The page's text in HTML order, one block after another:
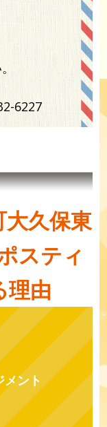
6227
久保東
スティ
理由
ント